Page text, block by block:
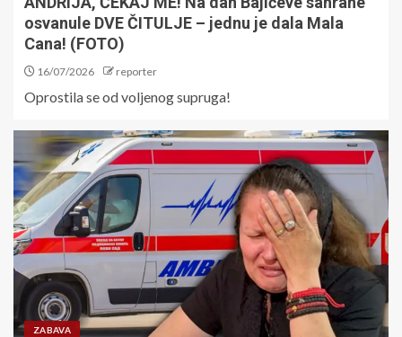
osvanule DVE ČITULJE – jednu je dala Mala
Cana! (FOTO)
16/07/2026 reporter
Oprostila se od voljenog supruga!
ZABAVA